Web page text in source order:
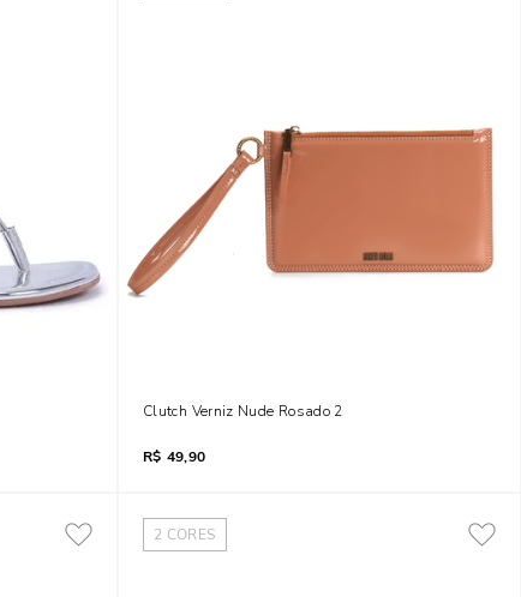
Clutch Verniz Nude Rosado 2
R$ 49,90
2 CORES